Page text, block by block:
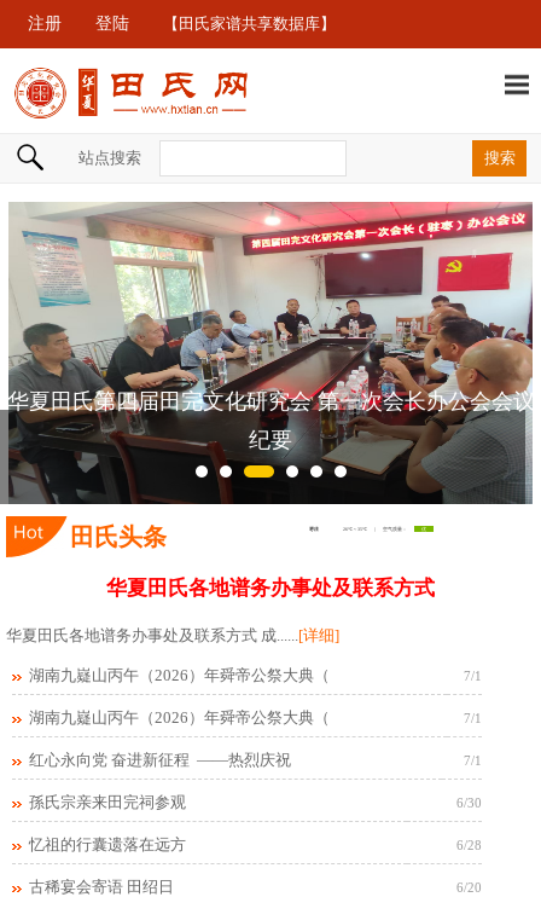
注册 登陆 【田氏家谱共享数据库】
站点搜索
华夏田氏第四届田完文化研究会 第一次会长办公会会议
纪要
田氏头条
华夏田氏各地谱务办事处及联系方式
华夏田氏各地谱务办事处及联系方式 成......[详细]
湖南九嶷山丙午（2026）年舜帝公祭大典（ 7/1
湖南九嶷山丙午（2026）年舜帝公祭大典（ 7/1
红心永向党 奋进新征程 ——热烈庆祝 7/1
孫氏宗亲来田完祠参观 6/30
忆祖的行囊遗落在远方 6/28
古稀宴会寄语 田绍日 6/20